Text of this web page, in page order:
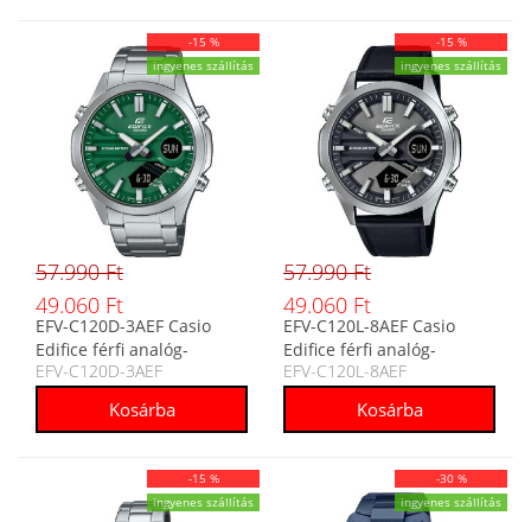
-15 %
ingyenes szállítás
57.990 Ft
49.060 Ft
EFV-C120D-3AEF Casio
Edifice férfi analóg-
digitális karóra
EFV-C120D-3AEF
-15 %
ingyenes szállítás
57.990 Ft
49.060 Ft
EFV-C120L-8AEF Casio
Edifice férfi analóg-
digitális karóra
EFV-C120L-8AEF
-15 %
ingyenes szállítás
-30 %
ingyenes szállítás